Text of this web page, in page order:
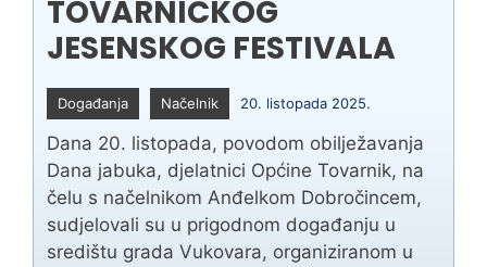
TOVARNIČKOG
JESENSKOG FESTIVALA
Događanja Načelnik 20. listopada 2025.
Dana 20. listopada, povodom obilježavanja
Dana jabuka, djelatnici Općine Tovarnik, na
čelu s načelnikom Anđelkom Dobročincem,
sudjelovali su u prigodnom događanju u
središtu grada Vukovara, organiziranom u